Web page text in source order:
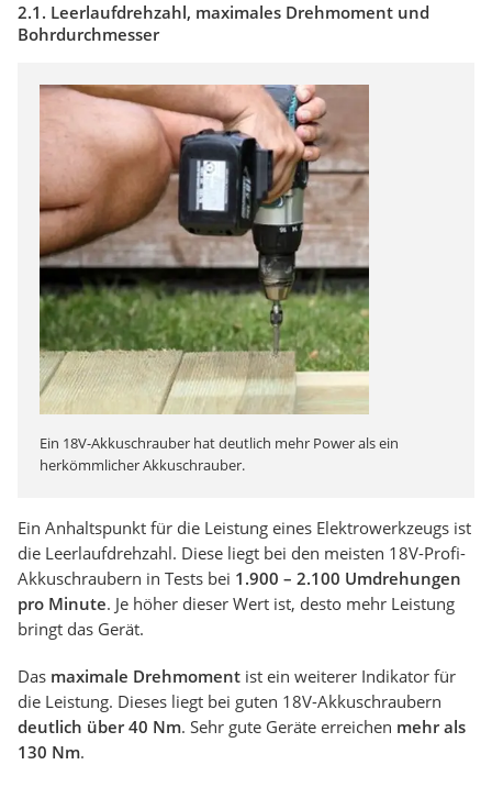
2.1. Leerlaufdrehzahl, maximales Drehmoment und
Bohrdurchmesser
Ein 18V-Akkuschrauber hat deutlich mehr Power als ein
herkömmlicher Akkuschrauber.
Ein Anhaltspunkt für die Leistung eines Elektrowerkzeugs ist
die Leerlaufdrehzahl. Diese liegt bei den meisten 18V-Profi-
Akkuschraubern in Tests bei 1.900 – 2.100 Umdrehungen
pro Minute. Je höher dieser Wert ist, desto mehr Leistung
bringt das Gerät.
Das maximale Drehmoment ist ein weiterer Indikator für
die Leistung. Dieses liegt bei guten 18V-Akkuschraubern
deutlich über 40 Nm. Sehr gute Geräte erreichen mehr als
130 Nm.